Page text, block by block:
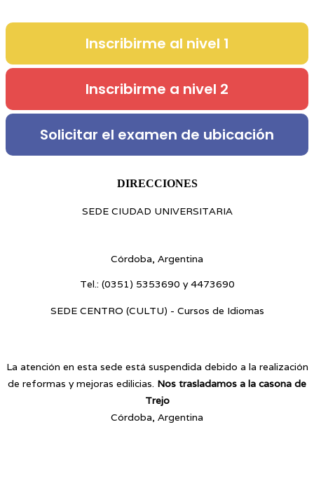
Inscribirme al nivel 1
Inscribirme a nivel 2
Solicitar el examen de ubicación
DIRECCIONES
SEDE CIUDAD UNIVERSITARIA
Córdoba, Argentina
Tel.: (0351) 5353690 y 4473690
SEDE CENTRO (CULTU) - Cursos de Idiomas
La atención en esta sede está suspendida debido a la realización
de reformas y mejoras edilicias. Nos trasladamos a la casona de
Trejo
Córdoba, Argentina